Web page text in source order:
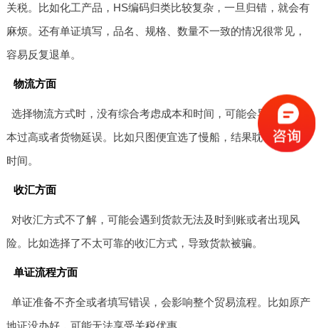
关税。比如化工产品，HS编码归类比较复杂，一旦归错，就会有
麻烦。还有单证填写，品名、规格、数量不一致的情况很常见，
容易反复退单。
物流方面
选择物流方式时，没有综合考虑成本和时间，可能会导致运输成
本过高或者货物延误。比如只图便宜选了慢船，结果耽误了交货
时间。
收汇方面
对收汇方式不了解，可能会遇到货款无法及时到账或者出现风
险。比如选择了不太可靠的收汇方式，导致货款被骗。
单证流程方面
单证准备不齐全或者填写错误，会影响整个贸易流程。比如原产